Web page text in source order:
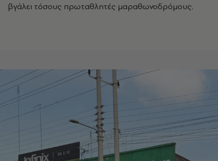
βγάλει τόσους πρωταθλητές μαραθωνοδρόμους.